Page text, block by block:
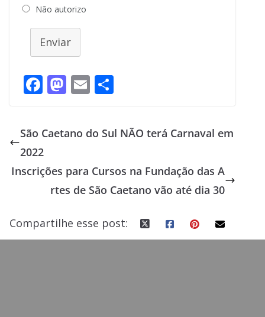
Não autorizo
Enviar
F
ac
b
o
o
k
M
as
d
n
E
m
l
ar
e
São Caetano do Sul NÃO terá Carnaval em
2022
Inscrições para Cursos na Fundação das A
rtes de São Caetano vão até dia 30
Compartilhe esse post: